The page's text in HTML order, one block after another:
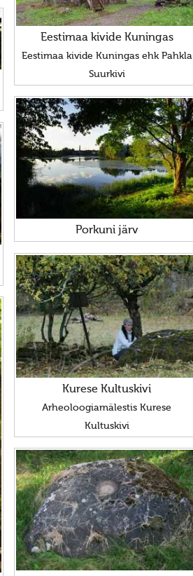
Eestimaa kivide Kuningas
Eestimaa kivide Kuningas ehk Pahkla
Suurkivi
Porkuni järv
Kurese Kultuskivi
Arheoloogiamälestis Kurese
Kultuskivi